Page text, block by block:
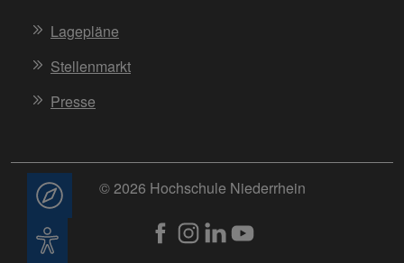
Lagepläne
Stellenmarkt
Presse
© 2026 Hochschule Niederrhein
Beratung
Barrierefreiheit